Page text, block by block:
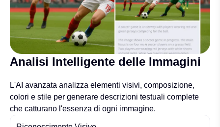
Analisi Intelligente delle Immagini
L'AI avanzata analizza elementi visivi, composizione,
colori e stile per generare descrizioni testuali complete
che catturano l'essenza di ogni immagine.